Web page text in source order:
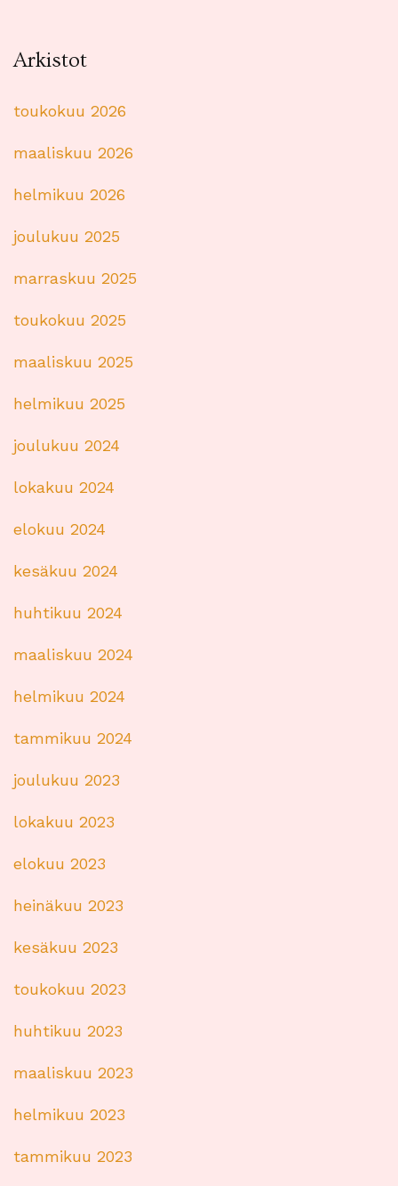
Arkistot
toukokuu 2026
maaliskuu 2026
helmikuu 2026
joulukuu 2025
marraskuu 2025
toukokuu 2025
maaliskuu 2025
helmikuu 2025
joulukuu 2024
lokakuu 2024
elokuu 2024
kesäkuu 2024
huhtikuu 2024
maaliskuu 2024
helmikuu 2024
tammikuu 2024
joulukuu 2023
lokakuu 2023
elokuu 2023
heinäkuu 2023
kesäkuu 2023
toukokuu 2023
huhtikuu 2023
maaliskuu 2023
helmikuu 2023
tammikuu 2023